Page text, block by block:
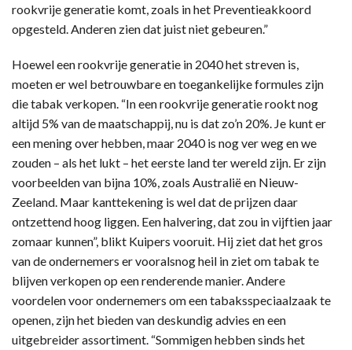
rookvrije generatie komt, zoals in het Preventieakkoord
opgesteld. Anderen zien dat juist niet gebeuren.”
Hoewel een rookvrije generatie in 2040 het streven is,
moeten er wel betrouwbare en toegankelijke formules zijn
die tabak verkopen. “In een rookvrije generatie rookt nog
altijd 5% van de maatschappij, nu is dat zo’n 20%. Je kunt er
een mening over hebben, maar 2040 is nog ver weg en we
zouden – als het lukt – het eerste land ter wereld zijn. Er zijn
voorbeelden van bijna 10%, zoals Australië en Nieuw-
Zeeland. Maar kanttekening is wel dat de prijzen daar
ontzettend hoog liggen. Een halvering, dat zou in vijftien jaar
zomaar kunnen”, blikt Kuipers vooruit. Hij ziet dat het gros
van de ondernemers er vooralsnog heil in ziet om tabak te
blijven verkopen op een renderende manier. Andere
voordelen voor ondernemers om een tabaksspeciaalzaak te
openen, zijn het bieden van deskundig advies en een
uitgebreider assortiment. “Sommigen hebben sinds het